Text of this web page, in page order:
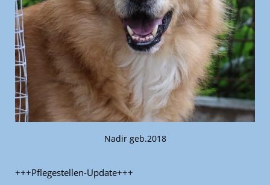
Nadir geb.2018
+++Pflegestellen-Update+++